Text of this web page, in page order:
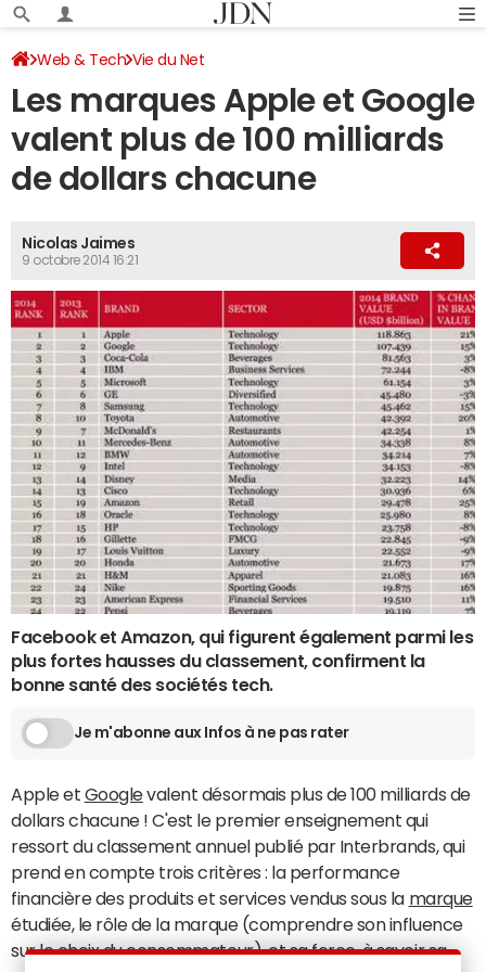
Web & Tech Vie du Net
Les marques Apple et Google
valent plus de 100 milliards
de dollars chacune
Nicolas Jaimes
9 octobre 2014 16:21
Facebook et Amazon, qui figurent également parmi les
plus fortes hausses du classement, confirment la
bonne santé des sociétés tech.
Je m'abonne aux Infos à ne pas rater
Apple et Googlevalent désormais plus de 100 milliards de
dollars chacune ! C'est le premier enseignement qui
ressort du classement annuel publié par Interbrands, qui
prend en compte trois critères : la performance
financière des produits et services vendus sous la marque
étudiée, le rôle de la marque (comprendre son influence
sur le choix du consommateur), et sa force, à savoir sa